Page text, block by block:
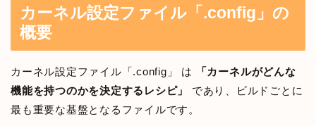
カーネル設定ファイル「.config」の
概要
カーネル設定ファイル「.config」 は
「カーネルがどんな
機能を持つのかを決定するレシピ」
であり、ビルドごとに
最も重要な基盤となるファイルです。